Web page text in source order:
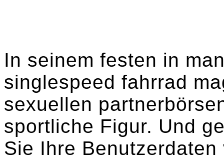
In seinem festen in
singlespeed fahrrad
sexuellen
sportliche Figur. Und
Sie Ihre